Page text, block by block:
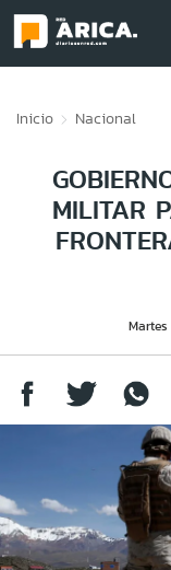
Inicio Nacional
MILITAR